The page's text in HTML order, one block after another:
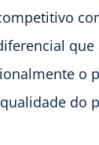
que
o
do